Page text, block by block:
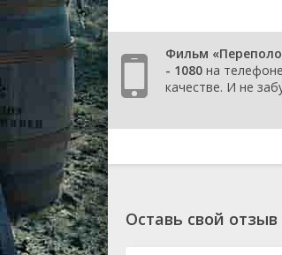
Фильм
- 1080 на
качестве. И не
Оставь свой отзыв